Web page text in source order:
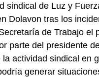
sindical de Luz y
Dolavon tras los
de Trabajo el
parte del presidente
actividad sindical en
generar